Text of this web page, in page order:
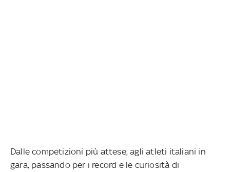
Dalle competizioni più attese, agli atleti italiani in
gara, passando per i record e le curiosità di